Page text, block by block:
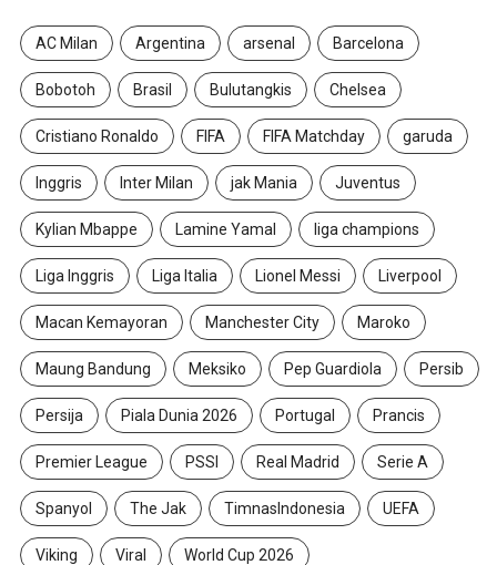
AC Milan Argentina arsenal Barcelona
Bobotoh Brasil Bulutangkis Chelsea
Cristiano Ronaldo FIFA FIFA Matchday garuda
Inggris Inter Milan jak Mania Juventus
Kylian Mbappe Lamine Yamal liga champions
Liga Inggris Liga Italia Lionel Messi Liverpool
Macan Kemayoran Manchester City Maroko
Maung Bandung Meksiko Pep Guardiola Persib
Persija Piala Dunia 2026 Portugal Prancis
Premier League PSSI Real Madrid Serie A
Spanyol The Jak TimnasIndonesia UEFA
Viking Viral World Cup 2026